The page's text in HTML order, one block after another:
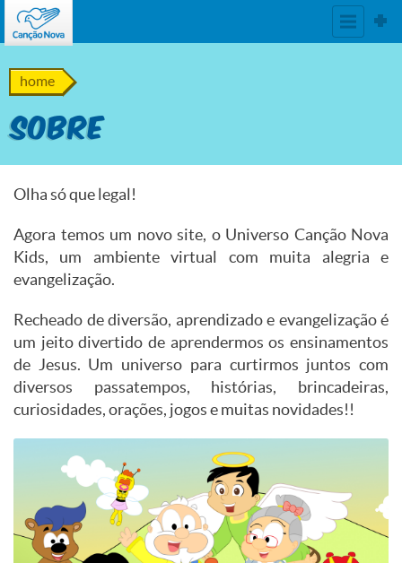
home
Sobre
Olha só que legal!
Agora temos um novo site, o Universo Canção Nova
Kids, um ambiente virtual com muita alegria e
evangelização.
Recheado de diversão, aprendizado e evangelização é
um jeito divertido de aprendermos os ensinamentos
de Jesus. Um universo para curtirmos juntos com
diversos passatempos, histórias, brincadeiras,
curiosidades, orações, jogos e muitas novidades!!